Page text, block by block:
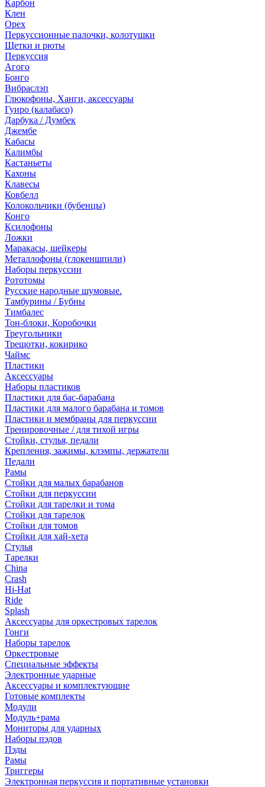
Карбон
Клен
Орех
Перкуссионные палочки, колотушки
Щетки и рюты
Перкуссия
Агого
Бонго
Вибраслэп
Глюкофоны, Ханги, аксессуары
Гуиро (калабасо)
Дарбука / Думбек
Джембе
Кабасы
Калимбы
Кастаньеты
Кахоны
Клавесы
Ковбелл
Колокольчики (бубенцы)
Конго
Ксилофоны
Ложки
Маракасы, шейкеры
Металлофоны (глокеншпили)
Наборы перкуссии
Рототомы
Русские народные шумовые.
Тамбурины / Бубны
Тимбалес
Тон-блоки, Коробочки
Треугольники
Трещотки, кокирико
Чаймс
Пластики
Аксессуары
Наборы пластиков
Пластики для бас-барабана
Пластики для малого барабана и томов
Пластики и мембраны для перкуссии
Тренировочные / для тихой игры
Стойки, стулья, педали
Крепления, зажимы, клэмпы, держатели
Педали
Рамы
Стойки для малых барабанов
Стойки для перкуссии
Стойки для тарелки и тома
Стойки для тарелок
Стойки для томов
Стойки для хай-хета
Стулья
Тарелки
China
Crash
Hi-Hat
Ride
Splash
Аксессуары для оркестровых тарелок
Гонги
Наборы тарелок
Оркестровые
Специальные эффекты
Электронные ударные
Аксессуары и комплектующие
Готовые комплекты
Модули
Модуль+рама
Мониторы для ударных
Наборы пэдов
Пэды
Рамы
Триггеры
Электронная перкуссия и портативные установки